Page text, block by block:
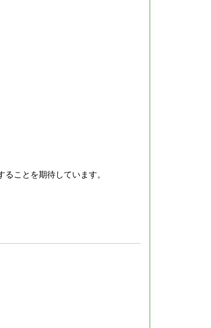
ことを期待しています。